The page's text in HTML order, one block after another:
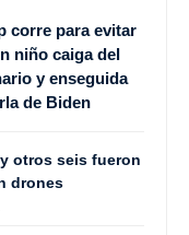
corre para evitar
niño caiga del
y enseguida
de Biden
otros seis fueron
drones